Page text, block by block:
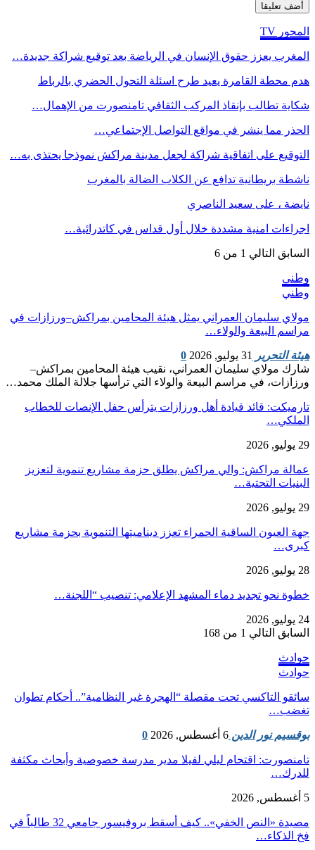
المحور TV
المغرب يعزز حقوق الإنسان في الرياضة بعد توقيع شراكة جديدة…
هدم محطة القامرة يعيد طرح اسئلة التحول الحضري بالرباط
شكاية تطالب بإنقاذ المركب الثقافي تامنصورت من الإهمال…
الحذر مما ينشر في مواقع التواصل الإجتماعي…
التوقيع على اتفاقية شراكة لجعل مدينة مراكش نموذجا يحتذى به…
ناشطة بريطانية تدافع عن الكلاب الضالة بالمغرب
نايضة ، على سعيد الناصري
اجراءات امنية مشددة خلال أول قداس في كاتدرائية…
السابق التالي 1 من 6
وطني
وطني
مولاي سليمان العمراني يمثل هيئة المحامين بمراكش–ورزازات في
مراسم البيعة والولاء…
هيئة التحرير 31 يوليو, 2026
0
شارك مولاي سليمان العمراني، نقيب هيئة المحامين بمراكش–
ورزازات، في مراسم البيعة والولاء التي ترأسها جلالة الملك محمد…
تارميكت: قائد قيادة أهل ورزازات يترأس حفل الإنصات للخطاب
الملكي…
29 يوليو, 2026
عمالة مراكش: والي مراكش يطلق حزمة مشاريع تنموية لتعزيز
البنيات التحتية…
29 يوليو, 2026
جهة العيون الساقية الحمراء تعزز ديناميتها التنموية بحزمة مشاريع
كبرى…
28 يوليو, 2026
​خطوة نحو تجديد دماء المشهد الإعلامي: تنصيب “اللجنة…
24 يوليو, 2026
السابق التالي 1 من 168
حوادث
حوادث
سائقو التاكسي تحت مقصلة “الهجرة غير النظامية”.. أحكام تطوان
تغضب…
بوقسيم نور الدين 6 أغسطس, 2026 0
تامنصورت: اقتحام ليلي لفيلا مدير مدرسة خصوصية وأبحاث مكثفة
للدرك…
5 أغسطس, 2026
مصيدة «النص الخفي».. كيف أسقط بروفيسور جامعي 32 طالباً في
فخ الذكاء…